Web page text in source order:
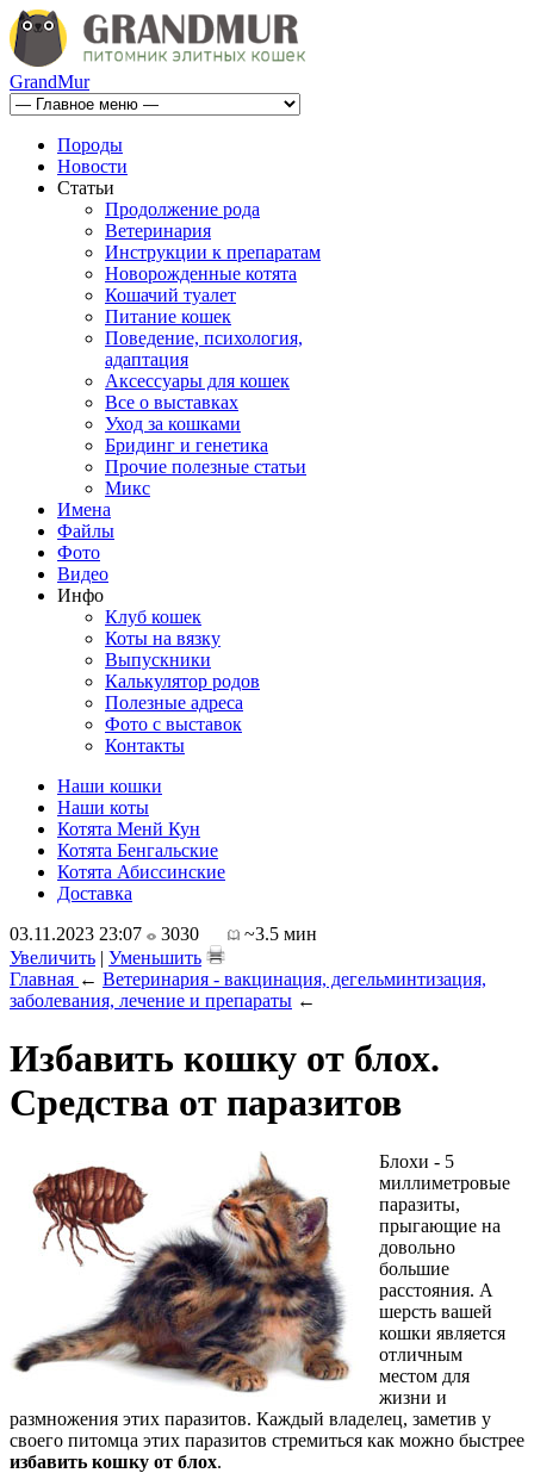
GrandMur
Породы
Новости
Статьи
Продолжение рода
Ветеринария
Инструкции к препаратам
Новорожденные котята
Кошачий туалет
Питание кошек
Поведение, психология,
адаптация
Аксессуары для кошек
Все о выставках
Уход за кошками
Бридинг и генетика
Прочие полезные статьи
Микс
Имена
Файлы
Фото
Видео
Инфо
Клуб кошек
Коты на вязку
Выпускники
Калькулятор родов
Полезные адреса
Фото с выставок
Контакты
Наши кошки
Наши коты
Котята Менй Кун
Котята Бенгальские
Котята Абиссинские
Доставка
03.11.2023 23:07
3030
~3.5 мин
Увеличить | Уменьшить
Главная ← Ветеринария - вакцинация, дегельминтизация,
заболевания, лечение и препараты ←
Избавить кошку от блох.
Средства от паразитов
Блохи - 5
миллиметровые
паразиты,
прыгающие на
довольно
большие
расстояния. А
шерсть вашей
кошки является
отличным
местом для
жизни и
размножения этих паразитов. Каждый владелец, заметив у
своего питомца этих паразитов стремиться как можно быстрее
избавить кошку от блох.